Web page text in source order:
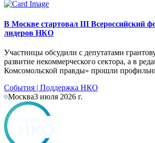
В Москве стартовал III Всероссийский
лидеров НКО
Участницы обсудили с депутатами
развитие некоммерческого сектора, а в
Комсомольской правды» прошли
События | Поддержка НКО
Москва3 июля 2026 г.